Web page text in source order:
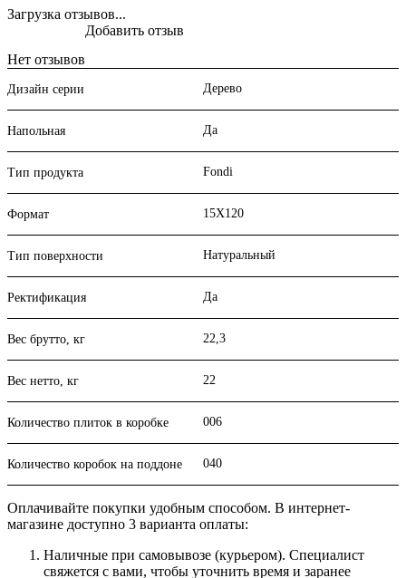
Загрузка отзывов...
Нет отзывов
Добавить отзыв
Дизайн серии Дерево
Напольная Да
Тип продукта Fondi
Формат 15X120
Тип поверхности Натуральный
Ректификация Да
Вес брутто, кг 22,3
Вес нетто, кг 22
Количество плиток в коробке 006
Количество коробок на поддоне 040
Оплачивайте покупки удобным способом. В интернет-
магазине доступно 3 варианта оплаты:
Наличные при самовывозе (курьером). Специалист
свяжется с вами, чтобы уточнить время и заранее